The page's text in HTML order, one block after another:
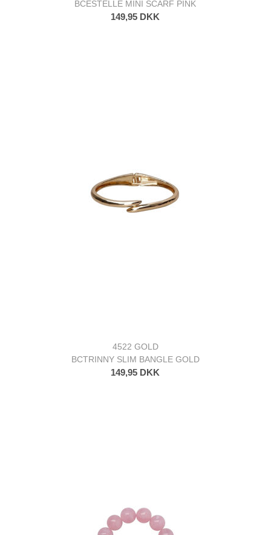
BCESTELLE MINI SCARF PINK
149,95 DKK
4522 GOLD
BCTRINNY SLIM BANGLE GOLD
149,95 DKK